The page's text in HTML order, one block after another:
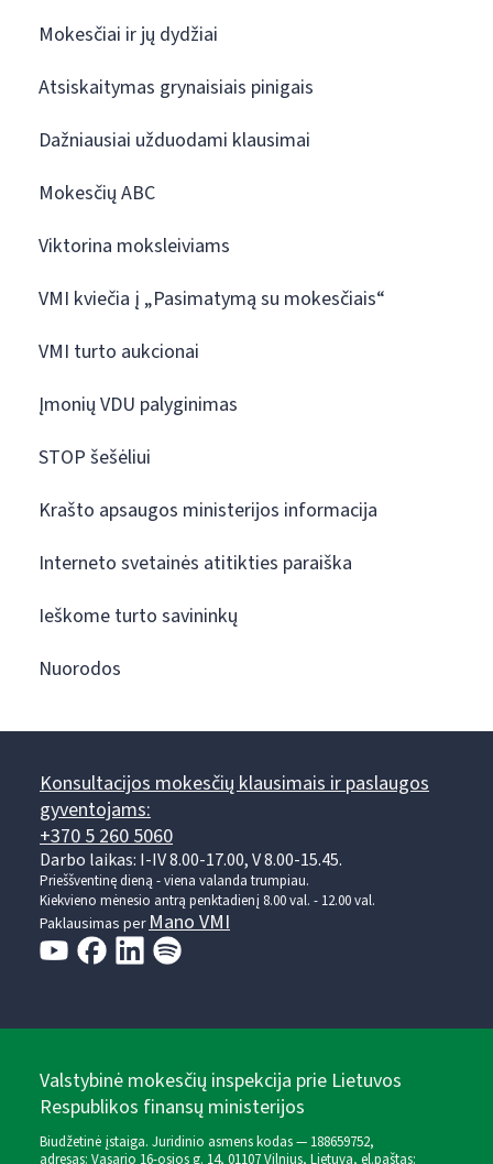
Mokesčiai ir jų dydžiai
Atsiskaitymas grynaisiais pinigais
Dažniausiai užduodami klausimai
Mokesčių ABC
Viktorina moksleiviams
VMI kviečia į „Pasimatymą su mokesčiais“
VMI turto aukcionai
Įmonių VDU palyginimas
STOP šešėliui
Krašto apsaugos ministerijos informacija
Interneto svetainės atitikties paraiška
Ieškome turto savininkų
Nuorodos
Konsultacijos mokesčių klausimais ir paslaugos
gyventojams:
+370 5 260 5060
Darbo laikas: I-IV 8.00-17.00, V 8.00-15.45.
Prieššventinę dieną - viena valanda trumpiau.
Kiekvieno mėnesio antrą penktadienį 8.00 val. - 12.00 val.
Paklausimas perMano VMI
Valstybinė mokesčių inspekcija prie Lietuvos
Respublikos finansų ministerijos
Biudžetinė įstaiga. Juridinio asmens kodas — 188659752,
adresas: Vasario 16-osios g. 14, 01107 Vilnius, Lietuva, el.paštas: